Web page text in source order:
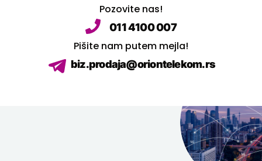
Pozovite nas!
011 4100 007
Pišite nam putem mejla!
biz.prodaja@oriontelekom.rs